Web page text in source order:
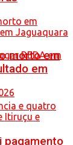
pagamento
morto em
em